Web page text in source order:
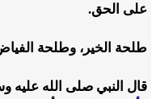
على الحق.
طلحة الخير، وطلحة
قال النبي صلى الله عليه